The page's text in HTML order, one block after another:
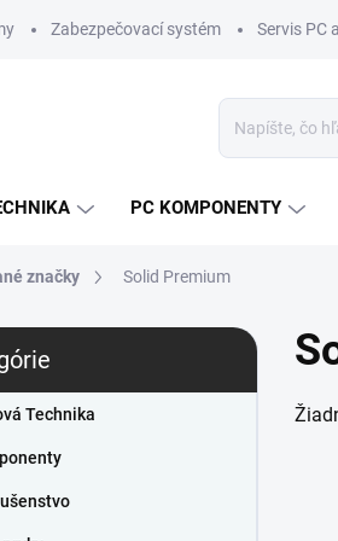
Zabezpečovací systém Servis PC
PC KOMPONENTY
značky Solid Premium
Technika